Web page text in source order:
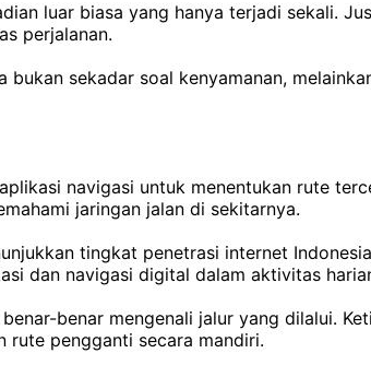
luar biasa yang hanya terjadi sekali.
perjalanan.
sekadar soal kenyamanan,
navigasi untuk menentukan rute
jaringan jalan di sekitarnya.
tingkat penetrasi internet
dan navigasi digital dalam aktivitas
benar mengenali jalur yang dilalui.
rute pengganti secara mandiri.